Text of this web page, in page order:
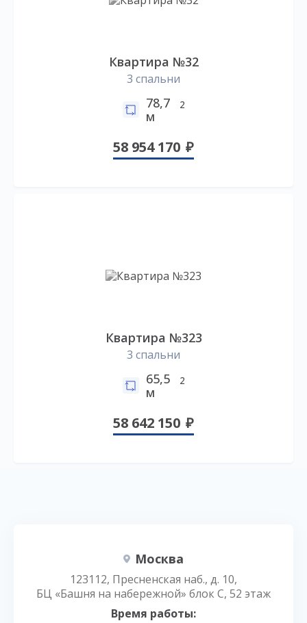
Квартира №32
3 спальни
78,7
м
2
58 954 170
Квартира №323
3 спальни
65,5
м
2
58 642 150
Москва
123112, Пресненская наб., д. 10,
БЦ «Башня на набережной» блок С, 52 этаж
Время работы: